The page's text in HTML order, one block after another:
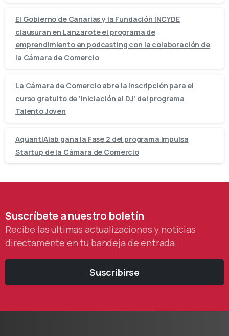
El Gobierno de Canarias y la Fundación INCYDE
clausuran en Lanzarote el programa de
emprendimiento en podcasting con la colaboración de
la Cámara de Comercio
La Cámara de Comercio abre la inscripción para el
curso gratuito de ‘Iniciación al DJ’ del programa
Talento Joven
AquantIAlab gana la Fase 2 del programa Impulsa
Startup de la Cámara de Comercio
Suscríbeteanuestro boletín
Recibe las últimas actualizaciones y noticias
directamente en tu bandeja de entrada.
Suscribirse